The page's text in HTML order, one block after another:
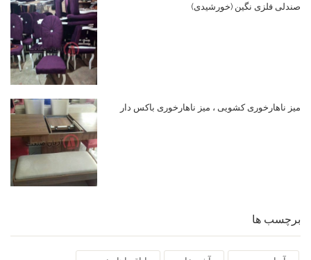
صندلی فلزی نگین (خورشیدی)
میز ناهارخوری کشویی ، میز ناهارخوری باکس دار
برچسب ها